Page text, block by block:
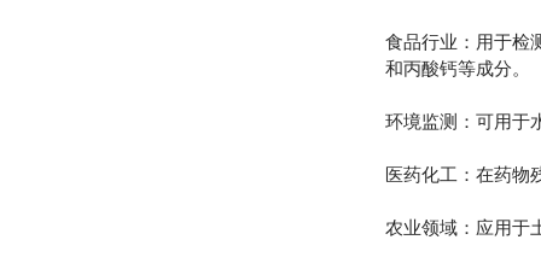
食品行业：用于检
和丙酸钙等成分。
环境监测：可用于
医药化工：在药物
农业领域：应用于